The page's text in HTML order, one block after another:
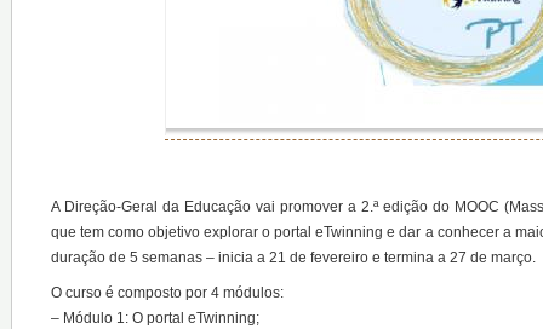
A Direção-Geral da Educação vai promover a 2.ª edição do MOOC
que tem como objetivo explorar o portal eTwinning e dar a conhecer a
duração de 5 semanas – inicia a 21 de fevereiro e termina a 27 de março.
O curso é composto por 4 módulos:
– Módulo 1: O portal eTwinning;